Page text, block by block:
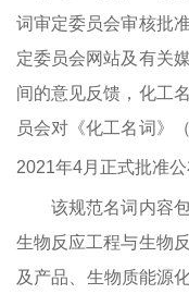
词审定委员会审核批
定委员会网站及有关
间的意见反馈，化工
员会对《化工名词》
2021年4月正式批准公
该规范名词内容
生物反应工程与生物
及产品、生物质能源